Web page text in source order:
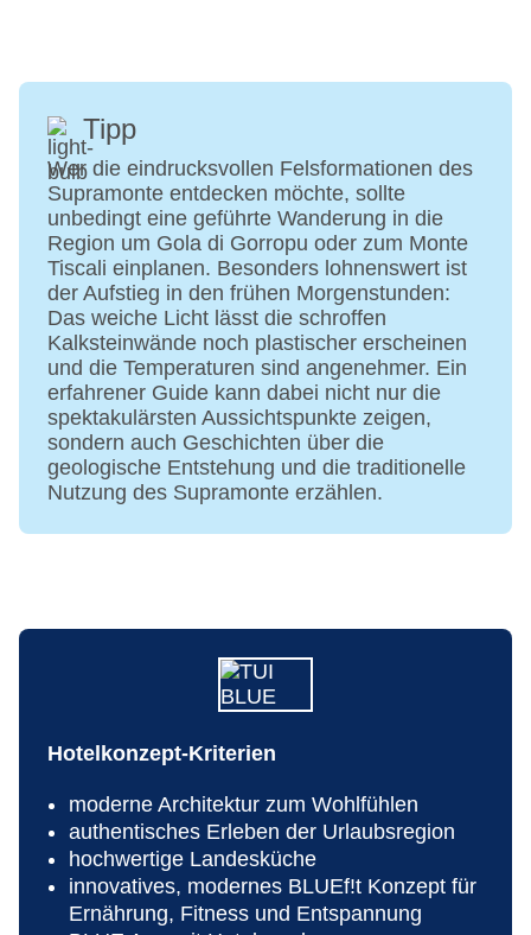
Badetücher: ohne Gebühr
Internet: WLAN/WiFi, im gesamten Hotel
(Anlage): ohne Gebühr
Parkmöglichkeiten: Parkplatz (nach
Verfügbarkeit), unbewacht: ohne Gebühr
Gebäudeanzahl: 1, Zimmer: 70, Nebengebäude:
12
Landeskategorie: 4 Sterne
Tipp
Wer die eindrucksvollen Felsformationen des
Supramonte entdecken möchte, sollte
unbedingt eine geführte Wanderung in die
Region um Gola di Gorropu oder zum Monte
Tiscali einplanen. Besonders lohnenswert ist
der Aufstieg in den frühen Morgenstunden:
Das weiche Licht lässt die schroffen
Kalksteinwände noch plastischer erscheinen
und die Temperaturen sind angenehmer. Ein
erfahrener Guide kann dabei nicht nur die
spektakulärsten Aussichtspunkte zeigen,
sondern auch Geschichten über die
geologische Entstehung und die traditionelle
Nutzung des Supramonte erzählen.
Hotelkonzept-Kriterien
moderne Architektur zum Wohlfühlen
authentisches Erleben der Urlaubsregion
hochwertige Landesküche
innovatives, modernes BLUEf!t Konzept für
Ernährung, Fitness und Entspannung